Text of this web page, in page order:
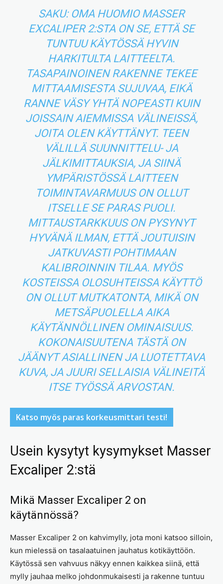
SAKU: OMA HUOMIO MASSER
EXCALIPER 2:STA ON SE, ETTÄ SE
TUNTUU KÄYTÖSSÄ HYVIN
HARKITULTA LAITTEELTA.
TASAPAINOINEN RAKENNE TEKEE
MITTAAMISESTA SUJUVAA, EIKÄ
RANNE VÄSY YHTÄ NOPEASTI KUIN
JOISSAIN AIEMMISSA VÄLINEISSÄ,
JOITA OLEN KÄYTTÄNYT. TEEN
VÄLILLÄ SUUNNITTELU- JA
JÄLKIMITTAUKSIA, JA SIINÄ
YMPÄRISTÖSSÄ LAITTEEN
TOIMINTAVARMUUS ON OLLUT
ITSELLE SE PARAS PUOLI.
MITTAUSTARKKUUS ON PYSYNYT
HYVÄNÄ ILMAN, ETTÄ JOUTUISIN
JATKUVASTI POHTIMAAN
KALIBROINNIN TILAA. MYÖS
KOSTEISSA OLOSUHTEISSA KÄYTTÖ
ON OLLUT MUTKATONTA, MIKÄ ON
METSÄPUOLELLA AIKA
KÄYTÄNNÖLLINEN OMINAISUUS.
KOKONAISUUTENA TÄSTÄ ON
JÄÄNYT ASIALLINEN JA LUOTETTAVA
KUVA, JA JUURI SELLAISIA VÄLINEITÄ
ITSE TYÖSSÄ ARVOSTAN.
Katso myös paras korkeusmittari testi!
Usein kysytyt kysymykset Masser
Excaliper 2:stä
Mikä Masser Excaliper 2 on
käytännössä?
Masser Excaliper 2 on kahvimylly, jota moni katsoo silloin,
kun mielessä on tasalaatuinen jauhatus kotikäyttöön.
Käytössä sen vahvuus näkyy ennen kaikkea siinä, että
mylly jauhaa melko johdonmukaisesti ja rakenne tuntuu